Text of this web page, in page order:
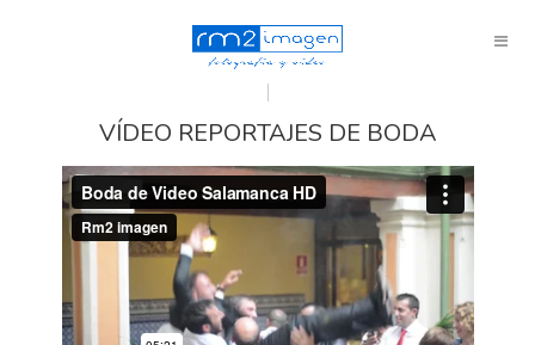
VÍDEO REPORTAJES DE BODA